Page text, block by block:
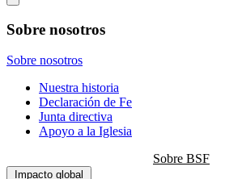
Sobre nosotros
Sobre nosotros
Nuestra historia
Declaración de Fe
Junta directiva
Apoyo a la Iglesia
Sobre BSF
Impacto global